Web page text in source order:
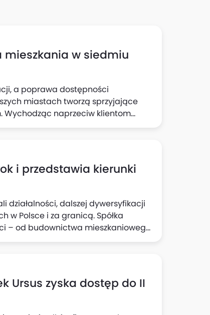
mieszkania w siedmiu
a poprawa dostępności
miastach tworzą sprzyjające
Wychodząc naprzeciw klientom
zachowaniu wysokiej jakości i
dnia odwiedzający będą mogli
650 mieszkań oraz skorzystać z
i przedstawia kierunki
działalności, dalszej dywersyfikacji
w Polsce i za granicą. Spółka
– od budownictwa mieszkaniowego,
premium oraz zaawansowane
Ursus zyska dostęp do II